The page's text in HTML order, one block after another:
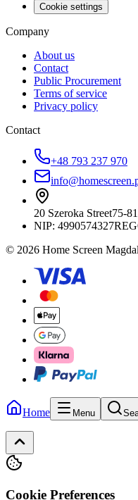
Cookie settings
Company
About us
Contact
Public Procurement
Terms of service
Privacy policy
Contact
+48 793 237 970
20 Szeroka Street75-
NIP: 4990574327
© 2026 Home Screen
Home Menu
Cookie Preferences